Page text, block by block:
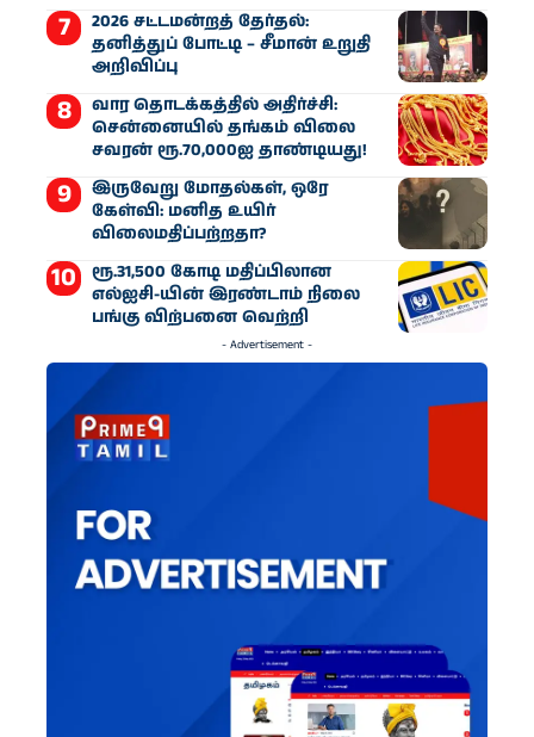
2026 சட்டமன்றத் தேர்தல்:
தனித்துப் போட்டி – சீமான் உறுதி
அறிவிப்பு
வார தொடக்கத்தில் அதிர்ச்சி:
சென்னையில் தங்கம் விலை
சவரன் ரூ.70,000ஐ தாண்டியது!
இருவேறு மோதல்கள், ஒரே
கேள்வி: மனித உயிர்
விலைமதிப்பற்றதா?
ரூ.31,500 கோடி மதிப்பிலான
எல்ஐசி-​யின் இரண்​டாம் நிலை
பங்கு விற்பனை வெற்றி
- Advertisement -